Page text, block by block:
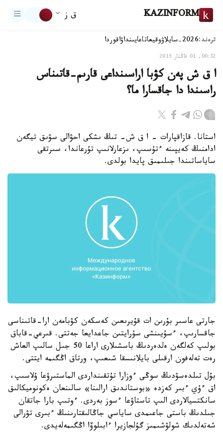
KAZINFORM ق ز
ترەند:2026-سايلاۋ وقيعاتاعايىنداۋاقوردا
00:32, 01 قاڭتار 2015
ا ق ش پەن كۋبا اراسىنداعى قارىم-قاتىناس
راسىندا دا جاقسارا ما؟
استانا. قازاقپارات - ا ق ش- تىڭ ىشكى احۋالى سۋىق تيگەن
ادامنىڭ كەيپىنە ءتۇسىپ، ىزعارلانىپ تۇرعاندا، سىرتقى
ساياساتىندا جىلىمىق پايدا بولدى.
جارتى عاسىر بۇرىن ات قۇيرىعىن كەسكەن كۋبامەن ارا-قاتىناسى
جاقسارىپ، ءسۇيىنشى سۇرايتىن جاعدايعا جەتتى. قىرعي-قاباق
بولىپ كەلگەن ەلدەردىڭ باسشىلارى اراعا 50 جىل سالىپ العاش
رەت تەلەفون ارقىلى بايلانىسقا شىعىپ، ورتاق اڭگىمە ايتتى.
بۇل تىلدەسۋدىڭ سوڭى ءوزارا تۇتقىنداردى الماستىرۋعا ۇلاسىپ،
اق ءۇي ءبىر كەزدە «بوستاندىق ارالىنا» سالىنعان ەكونوميكالىق
سانكتسيالاردى الىپ تاستاۋعا ءسوز بەردى. ءوتىپ بارا جاتقان
جىلدىڭ باستى جاعىمدى ساياسي جاڭالىقتارىنىڭ ءبىرى تۋرالى
شەتەلدىك شولۋشىمىز گۇلجازيرا ءابىلوۆا اڭگىمەلەيدى.